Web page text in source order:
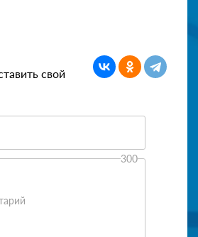
свой
300